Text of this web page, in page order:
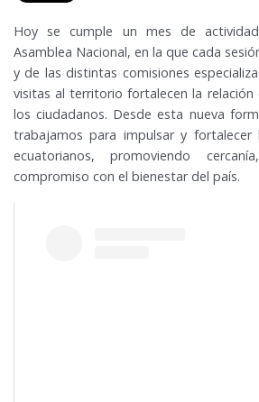
AGENDA
Hoy se cumple un mes de
Asamblea Nacional, en la que cada
y de las distintas comisiones
visitas al territorio fortalecen la relación
los ciudadanos. Desde esta nueva
trabajamos para impulsar y fortalecer
ecuatorianos, promoviendo
compromiso con el bienestar del país.